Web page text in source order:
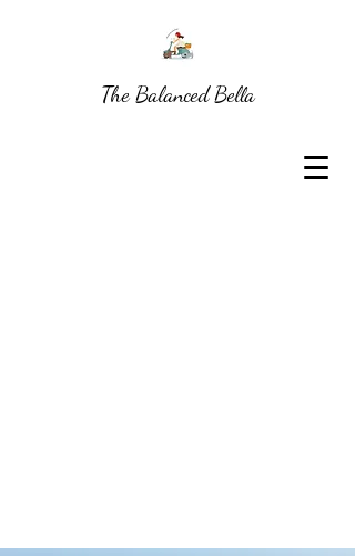
The Balanced Bella